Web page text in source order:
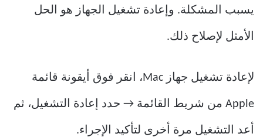
يسبب المشكلة. وإعادة تشغيل الجهاز هو الحل
الأمثل لإصلاح ذلك.
لإعادة تشغيل جهاز Mac، انقر فوق أيقونة قائمة
Apple من شريط القائمة → حدد إعادة التشغيل، ثم
أعد التشغيل مرة أخرى لتأكيد الإجراء.